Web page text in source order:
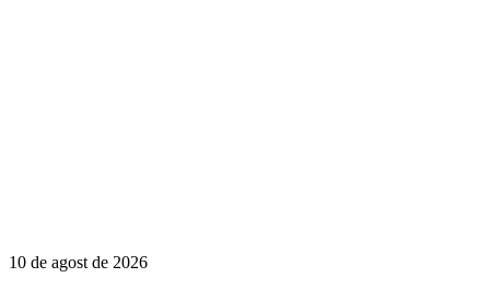
10 de agost de 2026